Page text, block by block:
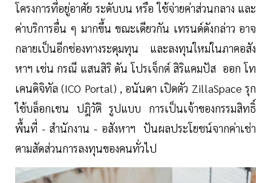
โครงการที่อยู่อาศัย ระดับบน หรือ ใช้จ่ายค่าส่วนกลาง และ
ค่าบริการอื่น ๆ มากขึ้น ขณะเดียวกัน เทรนด์ดังกล่าว อาจ
กลายเป็นอีกช่องทางระดุมทุน และลงทุนใหม่ในภาคอสัง
หาฯ เช่น กรณี แสนสิริ ดัน โปรเจ็กต์ สิริแคมปัส ออก โท
เคนดิจิทัล (ICO Portal) , อนันดา เปิดตัว ZillaSpace รุก
ใช้บล็อกเชน ปฎิวัติ รูปแบบ การเป็นเจ้าของกรรมสิทธิ์
พื้นที่ - สำนักงาน - อสังหาฯ ปันผลประโยชน์จากค่าเช่า
ตามสัดส่วนการลงทุนของคนทั่วไป